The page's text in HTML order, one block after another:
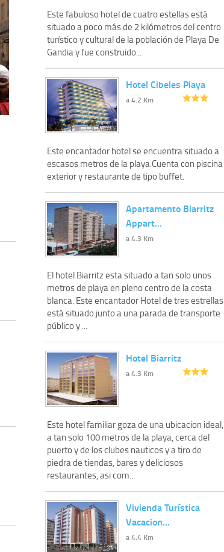
Este fabuloso hotel de cuatro estellas está
situado a poco más de 2 kilómetros del centro
turístico y cultural de la población de Playa De
Gandia y fue construido...
Hotel Cibeles Playa
a 4.2 Km
Este encantador hotel se encuentra situado a
escasos metros de la playa.Cuenta con piscina
exterior y restaurante de tipo buffet.
Apartamento Biarritz
Appart…
a 4.3 Km
El hotel Biarritz esta situado a tan solo unos
metros de playa en pleno centro de la costa
blanca. Este encantador Hotel de tres estrellas
está situado junto a una parada de transporte
público y ...
Hotel Biarritz
a 4.3 Km
Este hotel familiar goza de una ubicacion ideal,
a tan solo 100 metros de la playa, cerca del
puerto y de los clubes nauticos y a tiro de
piedra de tiendas, bares y deliciosos
restaurantes, asi com...
Vivienda Turística
Vacacion…
a 4.4 Km